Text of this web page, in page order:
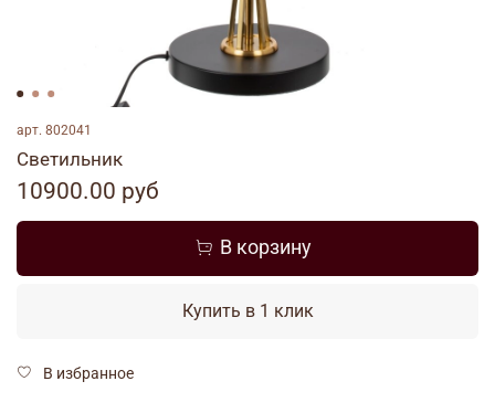
арт. 802041
Светильник
10900.00 руб
В корзину
Купить в 1 клик
В избранное